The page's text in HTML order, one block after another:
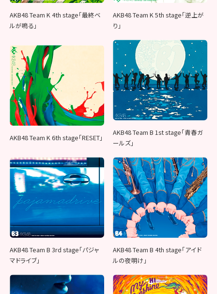
AKB48 Team K 4th stage「最終ベ
ルが鳴る」
AKB48 Team K 5th stage「逆上が
り」
AKB48 Team K 6th stage「RESET」
AKB48 Team B 1st stage「青春ガ
ールズ」
AKB48 Team B 3rd stage「パジャ
マドライブ」
AKB48 Team B 4th stage「アイド
ルの夜明け」